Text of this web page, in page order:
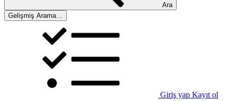
Ara
Gelişmiş Arama…
Giriş yap Kayıt ol